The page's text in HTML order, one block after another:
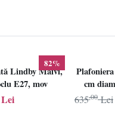
82%
Lindby Maivi,
E27, mov
Lei
cm
635,00 Lei